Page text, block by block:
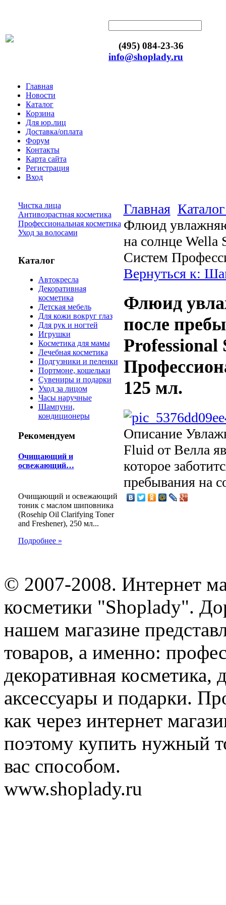
(495) 084-23-36
info@shoplady.ru
Главная
Новости
Каталог
Корзина
Для юр.лиц
Доставка/оплата
Форум
Контакты
Карта сайта
Регистрация
Вход
Чистка лица
Антивозрастная косметика
Профессиональная косметика
Уход за волосами
Каталог
Автокресла
Декоративная
косметика
Детская мебель
Для кожи вокруг глаз
Для рук и ногтей
Игрушки
Косметика для мамы
Лечебная косметика
Подгузники и пеленки
Портмоне, кошельки
Сувениры и подарки
Уход за лицом
Часы наручные
Шампуни,
кондиционеры
Рекомендуем
Очищающий и
освежающий…
Очищающий и освежающий
тоник с маслом шиповника
(Rosehip Oil Clarifying Toner
and Freshener), 250 мл...
Подробнее »
Главная
Флюид
на солнце Wella
Систем
Вернуться к:
Флюид
после
Professional
125 мл.
Описание
Fluid от Велла
которое
пребывания на
© 2007-2008. Интернет
косметики "Shoplady".
нашем магазине
товаров, а именно:
декоративная косметика,
аксессуары и подарки.
как через интернет
поэтому купить нужный
вас способом.
www.shoplady.ru